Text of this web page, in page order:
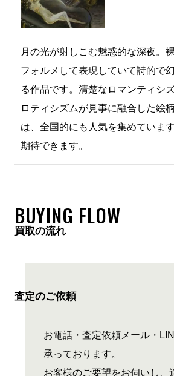
月の光が射しこむ魅惑的な深夜。
フォルメして表現していて詩的で
る作品です。清楚なロマンティシ
ロティシズムが見事に融合した絵
は、全国的にも人気を集めていま
期待できます。
BUYING FLOW
買取の流れ
査定のご依頼
お電話・査定依頼メール・
承っております。
お客様のご要望をお伺いし、